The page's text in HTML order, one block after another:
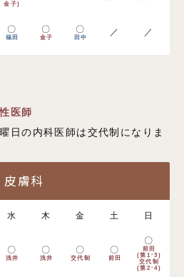
金子)
〇
福田
〇
金子
〇
田中
／ ／
医師
の内科医師は交代制になりま
皮膚科
水 木 金 土 日
〇
浅井
〇
浅井
〇
交代制
〇
前田
〇
前田
(第1･3)
交代制
(第2･4)